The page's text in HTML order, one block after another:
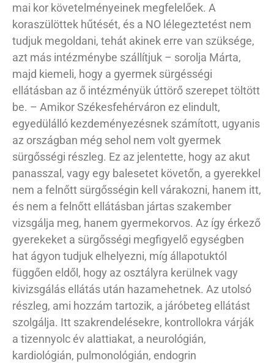
mai kor követelményeinek megfelelőek. A
koraszülöttek hűtését, és a NO lélegeztetést nem
tudjuk megoldani, tehát akinek erre van szüksége,
azt más intézménybe szállítjuk – sorolja Márta,
majd kiemeli, hogy a gyermek sürgésségi
ellátásban az ő intézményük úttörő szerepet töltött
be. – Amikor Székesfehérváron ez elindult,
egyedülálló kezdeményezésnek számított, ugyanis
az országban még sehol nem volt gyermek
sürgősségi részleg. Ez az jelentette, hogy az akut
panasszal, vagy egy balesetet követőn, a gyerekkel
nem a felnőtt sürgősségin kell várakozni, hanem itt,
és nem a felnőtt ellátásban jártas szakember
vizsgálja meg, hanem gyermekorvos. Az így érkező
gyerekeket a sürgősségi megfigyelő egységben
hat ágyon tudjuk elhelyezni, míg állapotuktól
függően eldől, hogy az osztályra kerülnek vagy
kivizsgálás ellátás után hazamehetnek. Az utolsó
részleg, ami hozzám tartozik, a járóbeteg ellátást
szolgálja. Itt szakrendelésekre, kontrollokra várják
a tizennyolc év alattiakat, a neurológián,
kardiológián, pulmonológián, endogrin